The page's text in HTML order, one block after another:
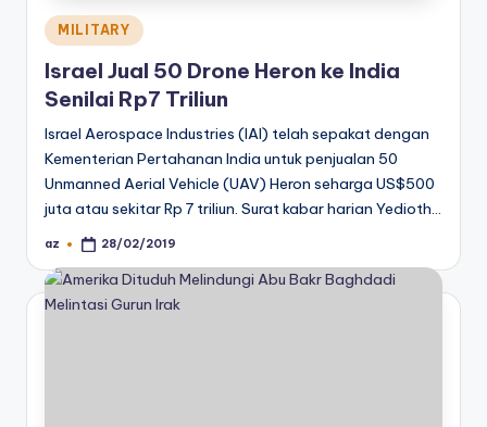
Posted
in
MILITARY
Israel Jual 50 Drone Heron ke India
Senilai Rp7 Triliun
Israel Aerospace Industries (IAI) telah sepakat dengan
Kementerian Pertahanan India untuk penjualan 50
Unmanned Aerial Vehicle (UAV) Heron seharga US$500
juta atau sekitar Rp 7 triliun. Surat kabar harian Yedioth…
Posted
az 28/02/2019